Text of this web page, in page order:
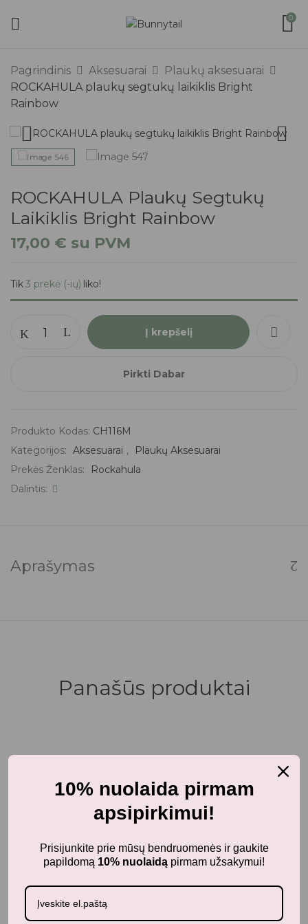
0
Pagrindinis Aksesuarai
Plaukų aksesuarai
ROCKAHULA plaukų segtukų laikiklis Bright
Rainbow
ROCKAHULA Plaukų Segtukų
Laikiklis Bright Rainbow
17,00 € su PVM
Tik3 prekė (-ių) liko!
Į krepšelį
Pirkti Dabar
Produkto Kodas: CH116M
Kategorijos: Aksesuarai ,
Plaukų Aksesuarai
Prekės Ženklas:
Rockahula
Dalintis:
Aprašymas
Panašūs produktai
FABELAB vaikiška piniginė
16,00€ su PVM
Neseniai žiūrėti produktai
10% nuolaida pirmam
apsipirkimui!
Prisijunkite prie mūsų bendruomenės ir gaukite
papildomą 10% nuolaidą pirmam užsakymui!